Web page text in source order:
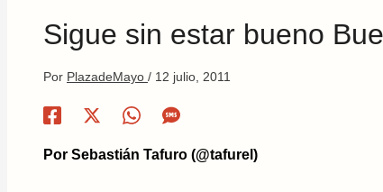
Sigue sin estar bueno
Por PlazadeMayo / 12 julio, 2011
Por Sebastián Tafuro (@tafurel)